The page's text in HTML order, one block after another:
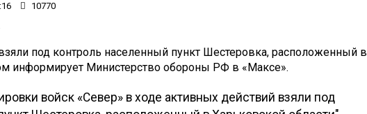
10770
под контроль населенный пункт Шестеровка, расположенный в
информирует Министерство обороны РФ в «Максе».
войск «Север» в ходе активных действий взяли под